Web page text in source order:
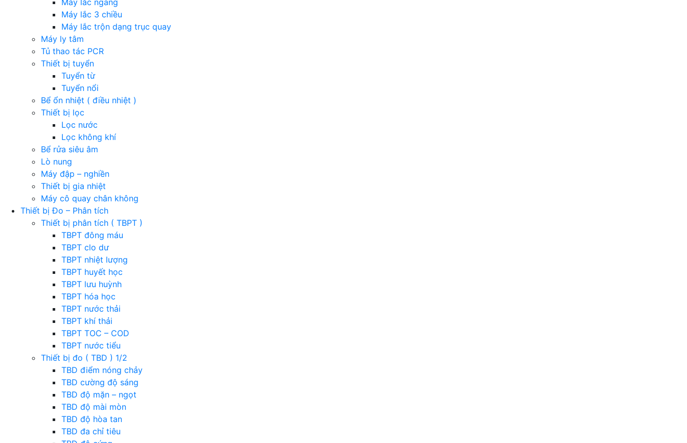
Máy lắc ngang
Máy lắc 3 chiều
Máy lắc trộn dạng trục quay
Máy ly tâm
Tủ thao tác PCR
Thiết bị tuyển
Tuyển từ
Tuyển nổi
Bể ổn nhiệt ( điều nhiệt )
Thiết bị lọc
Lọc nước
Lọc không khí
Bể rửa siêu âm
Lò nung
Máy đập – nghiền
Thiết bị gia nhiệt
Máy cô quay chân không
Thiết bị Đo – Phân tích
Thiết bị phân tích ( TBPT )
TBPT đông máu
TBPT clo dư
TBPT nhiệt lượng
TBPT huyết học
TBPT lưu huỳnh
TBPT hóa học
TBPT nước thải
TBPT khí thải
TBPT TOC – COD
TBPT nước tiểu
Thiết bị đo ( TBD ) 1/2
TBD điểm nóng chảy
TBD cường độ sáng
TBD độ mặn – ngọt
TBD độ mài mòn
TBD độ hòa tan
TBD đa chỉ tiêu